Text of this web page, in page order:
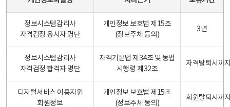
정보시스템감리사
자격검정 응시자 명단
개인정보 보호법 제15조
(정보주체 등의)
3년
정보시스템감리사
자격검정 합격자 명단
자격기본법 제34조 및 동법
시행령 제32조
자격탈퇴시까
디지털서비스 이용지원
회원정보
개인정보 보호법 제15조
(정보주체 동의)
회원탈퇴시까